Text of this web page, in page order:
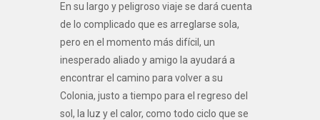
En su largo y peligroso viaje se dará cuenta
de lo complicado que es arreglarse sola,
pero en el momento más difícil, un
inesperado aliado y amigo la ayudará a
encontrar el camino para volver a su
Colonia, justo a tiempo para el regreso del
sol, la luz y el calor, como todo ciclo que se